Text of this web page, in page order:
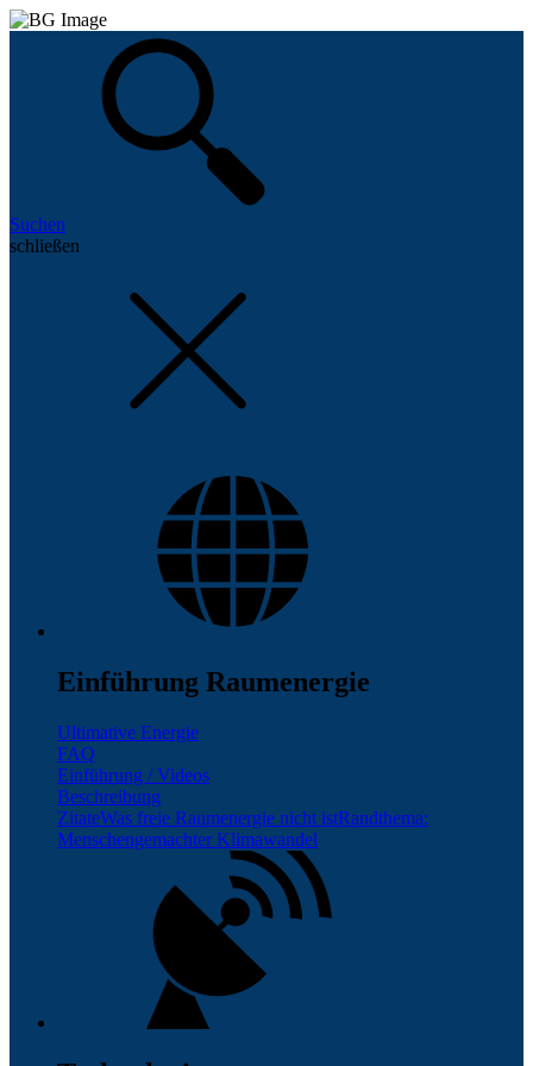
Suchen
schließen
Einführung Raumenergie
Ultimative Energie
FAQ
Einführung / Videos
Beschreibung
ZitateWas freie Raumenergie nicht istRandthema:
Menschengemachter Klimawandel